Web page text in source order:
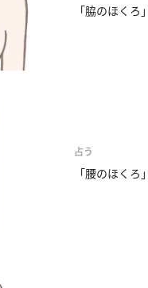
「脇のほくろ
占う
「腰のほくろ